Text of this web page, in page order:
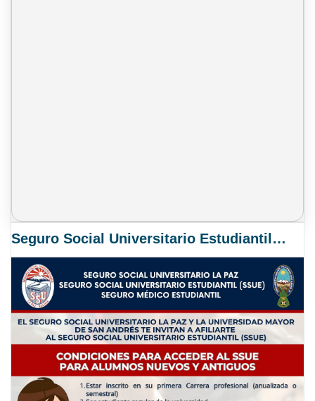
Seguro Social Universitario Estudiantil SSUE